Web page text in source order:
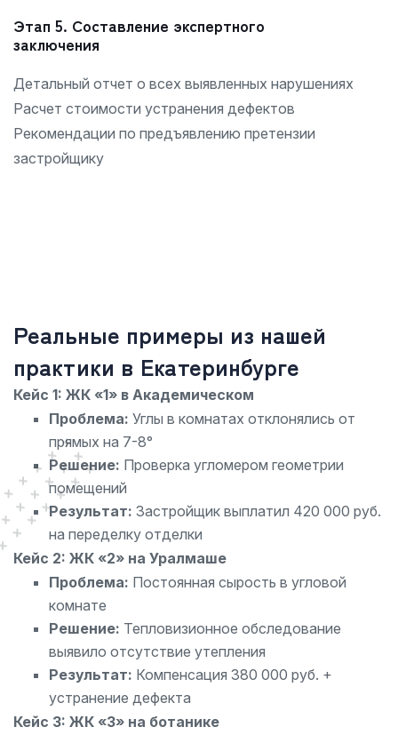
Этап 5. Составление экспертного
заключения
Детальный отчет о всех выявленных нарушениях
Расчет стоимости устранения дефектов
Рекомендации по предъявлению претензии
застройщику
Реальные примеры из нашей
практики в Екатеринбурге
Кейс 1: ЖК «1» в Академическом
Проблема: Углы в комнатах отклонялись от
прямых на 7-8°
Решение: Проверка угломером геометрии
помещений
Результат: Застройщик выплатил 420 000 руб.
на переделку отделки
Кейс 2: ЖК «2» на Уралмаше
Проблема: Постоянная сырость в угловой
комнате
Решение: Тепловизионное обследование
выявило отсутствие утепления
Результат: Компенсация 380 000 руб. +
устранение дефекта
Кейс 3: ЖК «3» на ботанике